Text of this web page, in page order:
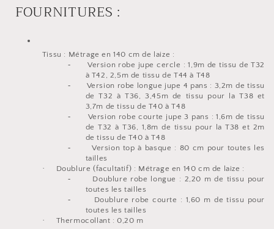
FOURNITURES :
Tissu : Métrage en 140 cm de laize :
-
Version robe jupe cercle : 1,9m de tissu de T32
à T42, 2,5m de tissu de T44 à T48
-
Version robe longue jupe 4 pans : 3,2m de tissu
de T32 à T36, 3,45m de tissu pour la T38 et
3,7m de tissu de T40 à T48
-
Version robe courte jupe 3 pans : 1,6m de tissu
de T32 à T36, 1,8m de tissu pour la T38 et 2m
de tissu de T40 à T48
-
Version top à basque : 80 cm pour toutes les
tailles
· Doublure (facultatif) : Métrage en 140 cm de laize :
-
Doublure robe longue : 2,20 m de tissu pour
toutes les tailles
-
Doublure robe courte : 1,60 m de tissu pour
toutes les tailles
· Thermocollant : 0,20 m